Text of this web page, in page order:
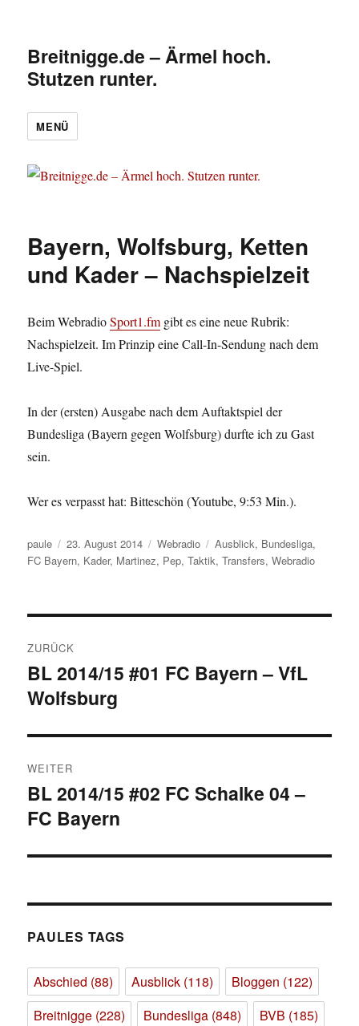
Breitnigge.de – Ärmel hoch.
Stutzen runter.
MENÜ
Bayern, Wolfsburg, Ketten
und Kader – Nachspielzeit
Beim WebradioSport1.fmgibt es eine neue Rubrik:
Nachspielzeit. Im Prinzip eine Call-In-Sendung nach dem
Live-Spiel.
In der (ersten) Ausgabe nach dem Auftaktspiel der
Bundesliga (Bayern gegen Wolfsburg) durfte ich zu Gast
sein.
Wer es verpasst hat: Bitteschön (Youtube, 9:53 Min.).
Autor
paule
Veröffentlicht
am
23. August 2014 Kategorien
Webradio Schlagwörter
Ausblick, Bundesliga,
FC Bayern, Kader, Martinez, Pep,Taktik,Transfers,Webradio
ZURÜCK
Vorheriger
Beitrag:
BL 2014/15 #01 FC Bayern – VfL
Wolfsburg
WEITER
Nächster
Beitrag:
BL 2014/15 #02 FC Schalke 04 –
FC Bayern
PAULES TAGS
Abschied (88) Ausblick (118) Bloggen (122)
Breitnigge (228) Bundesliga (848) BVB (185)